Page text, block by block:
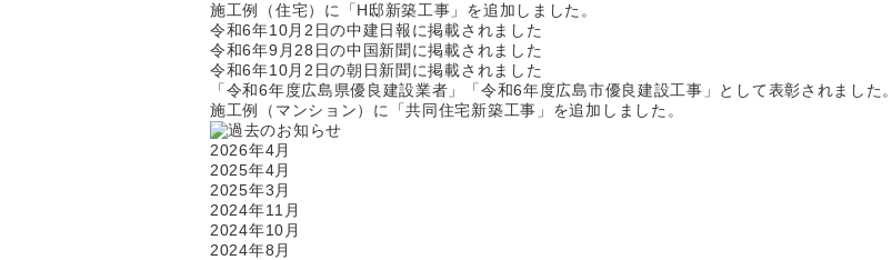
施工例（住宅）に「H邸新築工事」を追加しました。
令和6年10月2日の中建日報に掲載されました
令和6年9月28日の中国新聞に掲載されました
令和6年10月2日の朝日新聞に掲載されました
「令和6年度広島県優良建設業者」「令和6年度広島市優良建設工事」として表彰されました。
施工例（マンション）に「共同住宅新築工事」を追加しました。
2026年4月
2025年4月
2025年3月
2024年11月
2024年10月
2024年8月